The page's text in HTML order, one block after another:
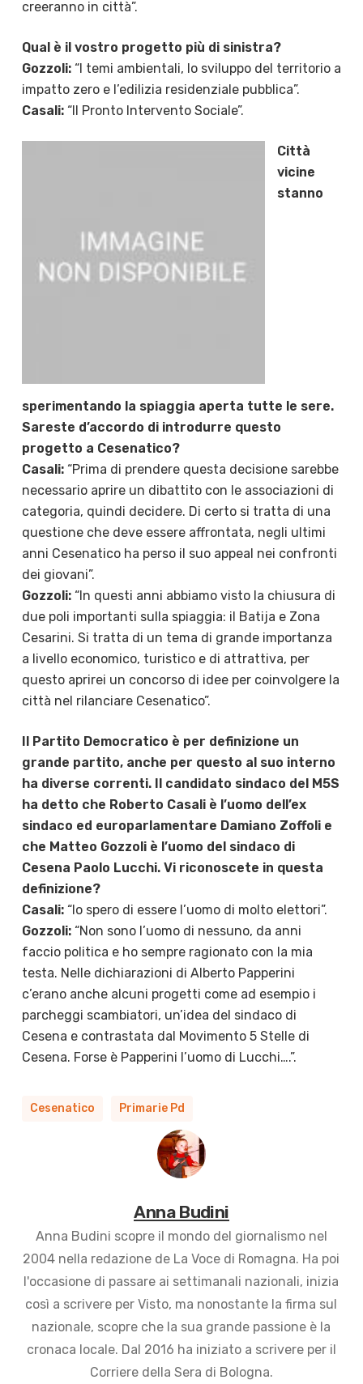
creeranno in città”.
Qual è il vostro progetto più di sinistra?
Gozzoli:“I temi ambientali, lo sviluppo del territorio a
impatto zero e l’edilizia residenziale pubblica”.
Casali:“Il Pronto Intervento Sociale”.
Città
vicine
stanno
sperimentando la spiaggia aperta tutte le sere.
Sareste d’accordo di introdurre questo
progetto a Cesenatico?
Casali:“Prima di prendere questa decisione sarebbe
necessario aprire un dibattito con le associazioni di
categoria, quindi decidere. Di certo si tratta di una
questione che deve essere affrontata, negli ultimi
anni Cesenatico ha perso il suo appeal nei confronti
dei giovani”.
Gozzoli:“In questi anni abbiamo visto la chiusura di
due poli importanti sulla spiaggia: il Batija e Zona
Cesarini. Si tratta di un tema di grande importanza
a livello economico, turistico e di attrattiva, per
questo aprirei un concorso di idee per coinvolgere la
città nel rilanciare Cesenatico”.
Il Partito Democratico è per definizione un
grande partito, anche per questo al suo interno
ha diverse correnti. Il candidato sindaco del M5S
ha detto che Roberto Casali è l’uomo dell’ex
sindaco ed europarlamentare Damiano Zoffoli e
che Matteo Gozzoli è l’uomo del sindaco di
Cesena Paolo Lucchi. Vi riconoscete in questa
definizione?
Casali:“Io spero di essere l’uomo di molto elettori”.
Gozzoli:“Non sono l’uomo di nessuno, da anni
faccio politica e ho sempre ragionato con la mia
testa. Nelle dichiarazioni di Alberto Papperini
c’erano anche alcuni progetti come ad esempio i
parcheggi scambiatori, un’idea del sindaco di
Cesena e contrastata dal Movimento 5 Stelle di
Cesena. Forse è Papperini l’uomo di Lucchi….”.
Cesenatico Primarie Pd
Anna Budini
Anna Budini scopre il mondo del giornalismo nel
2004 nella redazione de La Voce di Romagna. Ha poi
l'occasione di passare ai settimanali nazionali, inizia
così a scrivere per Visto, ma nonostante la firma sul
nazionale, scopre che la sua grande passione è la
cronaca locale. Dal 2016 ha iniziato a scrivere per il
Corriere della Sera di Bologna.